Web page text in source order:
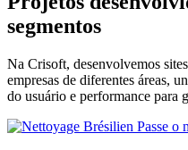
segmentos
Na Crisoft, desenvolvemos
empresas de diferentes áreas,
do usuário e performance para
Passe o